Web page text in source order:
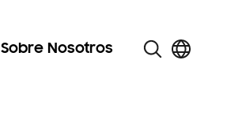
Sobre Nosotros